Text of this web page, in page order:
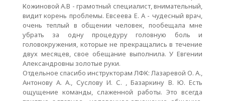
Кожиновой А.В - грамотный специалист, внимательный,
видит корень проблемы. Евсеева Е. А - чудесный врач,
очень теплый в общении человек, пообещала мне
убрать за одну процедуру головную боль и
головокружения, которые не прекращались в течение
двух месяцев, свое обещание выполнила. У Евгении
Александровны золотые руки.
Отдельное спасибо инструкторам ЛФК: Лазаревой О. А.,
Антонову А. А., Суслову И. С. , Базаркину В. Ю. Есть
ощущение команды, слаженной работы. Это всегда